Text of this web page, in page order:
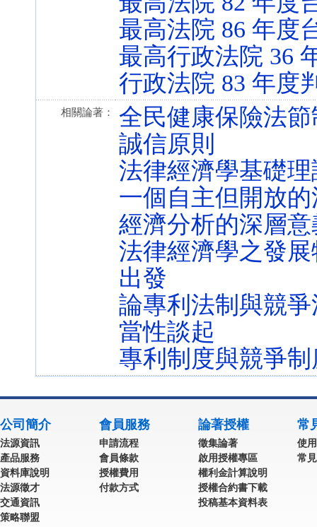
最高法院 86 年度
最高行政法院 36
行政法院 83 年度
相關論著：
全民健康保險法
誠信原則
法律經濟學基礎
一個自主但開放
經濟分析的深層
法律經濟學之發
出發
論專利法制與競
當性談起
專利制度與競爭
公司簡介
法源資訊
產品服務
資料庫說明
法源徵才
交通資訊
策略聯盟
會員服務
申請流程
會員條款
授權費用
付款方式
論著授權
徵集論著
啟用授權專區
權利金計算說明
授權合約書下載
投稿基本資料表
常
使
常